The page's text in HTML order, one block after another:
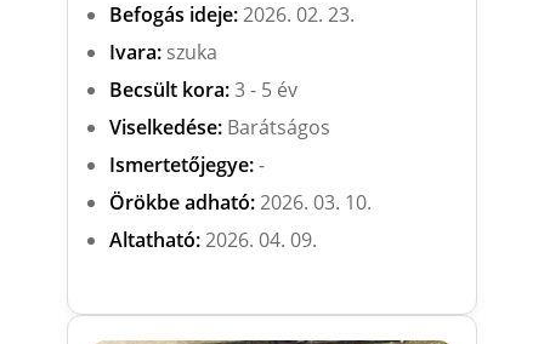
Befogás ideje:2026. 02. 23.
Ivara:szuka
Becsült kora:3 - 5 év
Viselkedése:Barátságos
Ismertetőjegye:-
Örökbe adható:2026. 03. 10.
Altatható:2026. 04. 09.